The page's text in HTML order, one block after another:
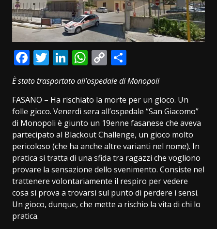
Facebook
Twitter
LinkedIn
WhatsApp
Copy
Link
È stato trasportato all’ospedale di Monopoli
FASANO – Ha rischiato la morte per un gioco. Un
folle gioco. Venerdì sera all’ospedale “San Giacomo”
di Monopoli è giunto un 19enne fasanese che aveva
partecipato al Blackout Challenge, un gioco molto
pericoloso (che ha anche altre varianti nel nome). In
pratica si tratta di una sfida tra ragazzi che vogliono
provare la sensazione dello svenimento. Consiste nel
trattenere volontariamente il respiro per vedere
cosa si prova a trovarsi sul punto di perdere i sensi.
Un gioco, dunque, che mette a rischio la vita di chi lo
pratica.